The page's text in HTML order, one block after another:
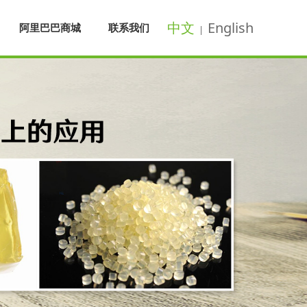
中文 | English
阿里巴巴商城 联系我们